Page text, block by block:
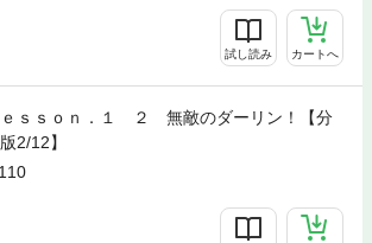
試し読み カートへ
ｅｓｓｏｎ．１ ２ 無敵のダーリン！【分
2/12】
110